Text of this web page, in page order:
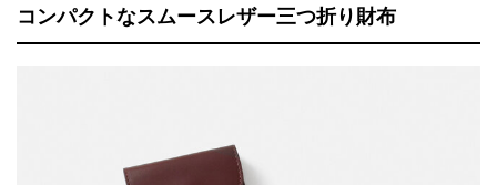
コンパクトなスムースレザー三つ折り財布